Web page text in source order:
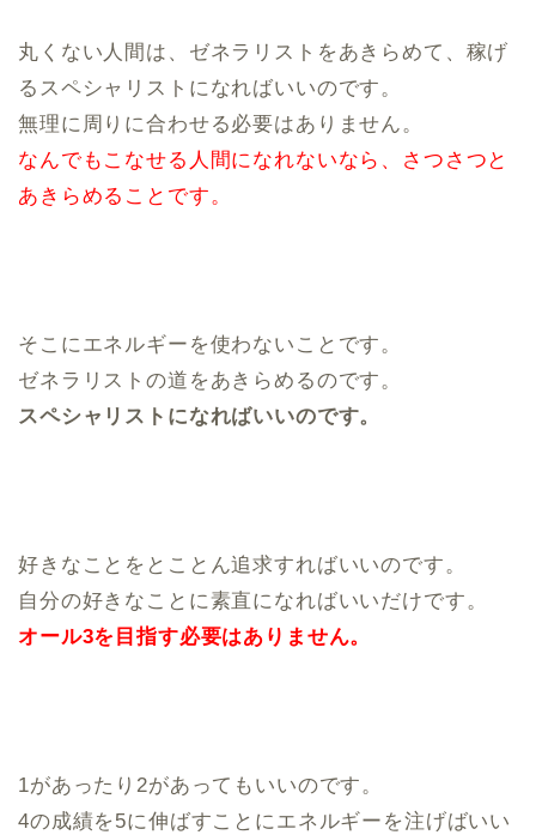
丸くない人間は、ゼネラリストをあきらめて、稼げ
るスペシャリストになればいいのです。
無理に周りに合わせる必要はありません。
なんでもこなせる人間になれないなら、さつさつと
あきらめることです。
そこにエネルギーを使わないことです。
ゼネラリストの道をあきらめるのです。
スペシャリストになればいいのです。
好きなことをとことん追求すればいいのです。
自分の好きなことに素直になればいいだけです。
オール3を目指す必要はありません。
1があったり2があってもいいのです。
4の成績を5に伸ばすことにエネルギーを注げばいい